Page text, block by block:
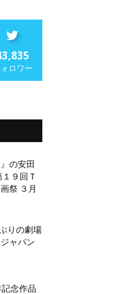
ロワー
の安田
９回Ｔ
祭 ３月
りの劇場
ャパン
念作品